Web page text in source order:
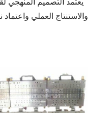
والاستنتاج العملي